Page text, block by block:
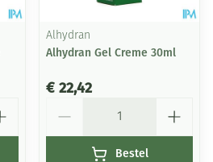
Alhydran
Alhydran Gel Creme 30ml
€ 22,42
Bestel